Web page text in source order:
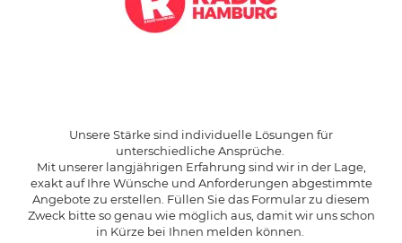
Unsere Stärke sind individuelle Lösungen für
unterschiedliche Ansprüche.
Mit unserer langjährigen Erfahrung sind wir in der Lage,
exakt auf Ihre Wünsche und Anforderungen abgestimmte
Angebote zu erstellen. Füllen Sie das Formular zu diesem
Zweck bitte so genau wie möglich aus, damit wir uns schon
in Kürze bei Ihnen melden können.